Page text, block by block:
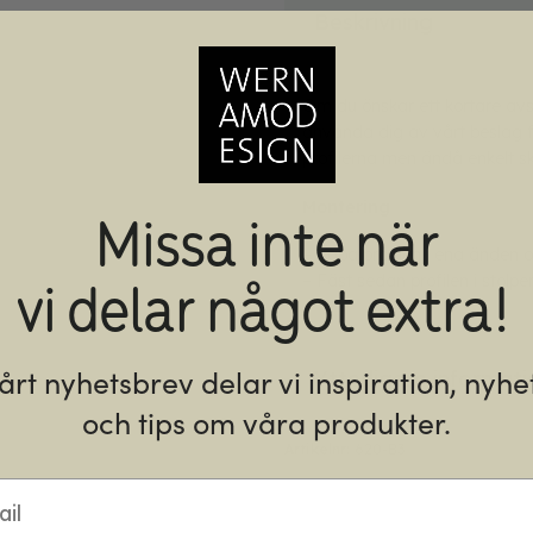
Om du önskar ett kortare
använda dig av vårt beslag
profilerna men ändå enkelt
– Kapa profilen i ena änden
– Fäst sedan profilen i
Ytterligare
Missa inte när
vi delar något extra!
nyhetsbrev delar vi inspiration,
och tips om våra produkter.